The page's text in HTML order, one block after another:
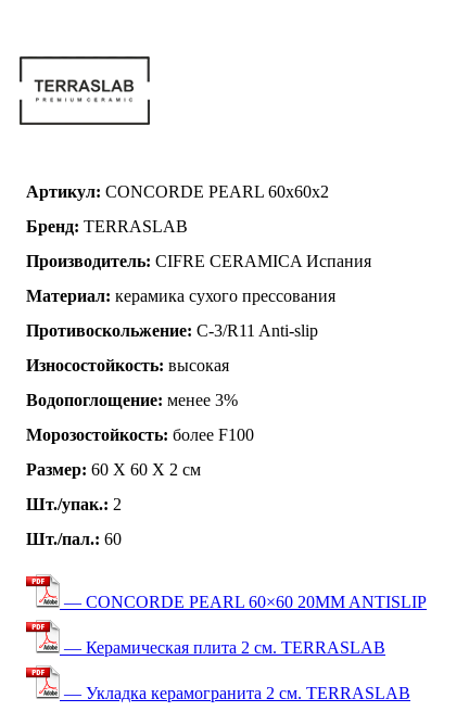
Артикул: CONCORDE PEARL 60x60x2
Бренд: TERRASLAB
Производитель: CIFRE CERAMICA Испания
Материал: керамика сухого прессования
Противоскольжение: C-3/R11 Anti-slip
Износостойкость: высокая
Водопоглощение: менее 3%
Морозостойкость: более F100
Размер: 60 Х 60 Х 2 см
Шт./упак.: 2
Шт./пал.: 60
— CONCORDE PEARL 60×60 20MM ANTISLIP
— Керамическая плита 2 см. TERRASLAB
— Укладка керамогранита 2 см. TERRASLAB